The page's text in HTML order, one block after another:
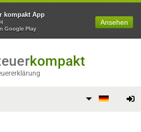
kompakt App
Google Play
Ansehen
kompakt